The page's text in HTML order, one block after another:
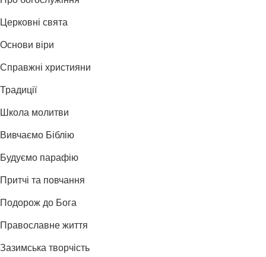
Церковні свята
Основи віри
Справжні християни
Традиції
Школа молитви
Вивчаємо Біблію
Будуємо парафію
Притчі та повчання
Подорож до Бога
Православне життя
Зазимська творчість